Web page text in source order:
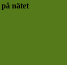
nätet